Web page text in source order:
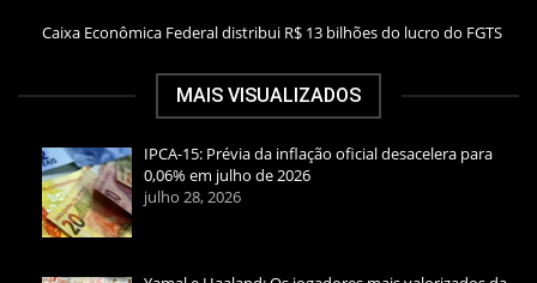
Caixa Econômica Federal distribui R$ 13 bilhões do lucro do FGTS
MAIS VISUALIZADOS
IPCA-15: Prévia da inflação oficial desacelera para
0,06% em julho de 2026
julho 28, 2026